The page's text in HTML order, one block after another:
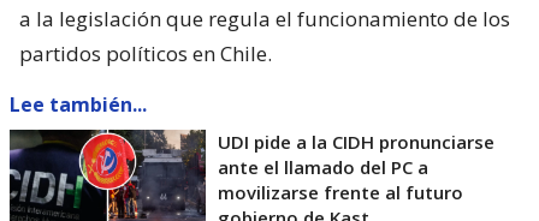
a la legislación que regula el funcionamiento de los
partidos políticos en Chile.
Lee también...
UDI pide a la CIDH pronunciarse
ante el llamado del PC a
movilizarse frente al futuro